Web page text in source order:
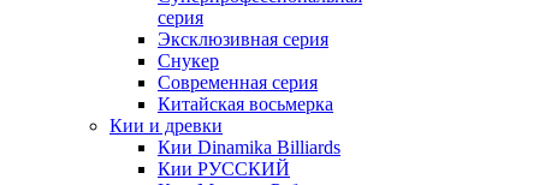
серия
Эксклюзивная серия
Снукер
Современная серия
Китайская восьмерка
Кии и древки
Кии Dinamika Billiards
Кии РУССКИЙ